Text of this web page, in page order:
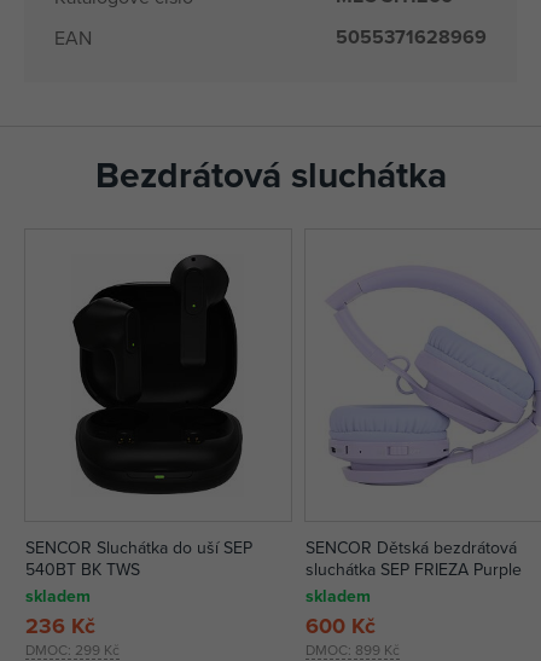
EAN 5055371628969
Bezdrátová sluchátka
SENCOR Sluchátka do uší SEP
540BT BK TWS
skladem
DMOC: 299 Kč
236 Kč
SENCOR Dětská bezdrátová
sluchátka SEP FRIEZA Purple
skladem
DMOC: 899 Kč
600 Kč